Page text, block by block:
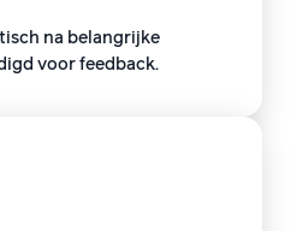
na belangrijke
voor feedback.